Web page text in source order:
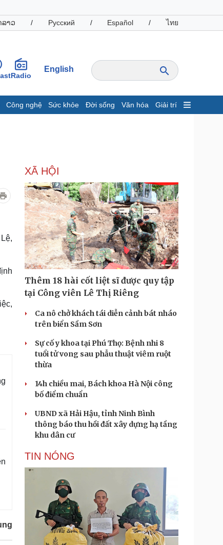
ລາວ / Русский / Español / ไทย
Radio
English
Công nghệ Sức khỏe Đời sống Văn hóa Giải trí
Giá cà phê
nghiệp
tin doanh nghiệp
nghiệp 24h
nhân
cộng đồng
Công nghệ
Sành điệu
Tin Công nghệ
Trải nghiệm
Chuyển đổi số
Tour
Podcast
Câu chuyện thời sự
Đọc truyện đêm khuya
Cửa sổ tình yêu
Hạt giống tâm hồn
XÃ HỘI
Thêm 18 hài cốt liệt sĩ được quy tập
tại Công viên Lê Thị Riêng
Ca nô chở khách tái diễn cảnh bát nháo
trên biển Sầm Sơn
Sự cố y khoa tại Phú Thọ: Bệnh nhi 8
tuổi tử vong sau phẫu thuật viêm ruột
thừa
14h chiều mai, Bách khoa Hà Nội công
bố điểm chuẩn
UBND xã Hải Hậu, tỉnh Ninh Bình
thông báo thu hồi đất xây dựng hạ tầng
khu dân cư
TIN NÓNG